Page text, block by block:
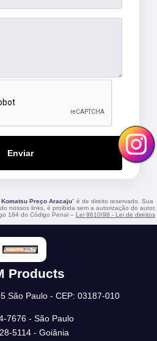
Enviar
Preço Aracaju" é de direito reservado. Sua
nossos links, é proibida sem a autorização do autor.
184 do Código Penal – Lei 9610/98 - Lei de direitos
Products
São Paulo - CEP: 03187-010
7676 - São Paulo
5114 - Goiânia